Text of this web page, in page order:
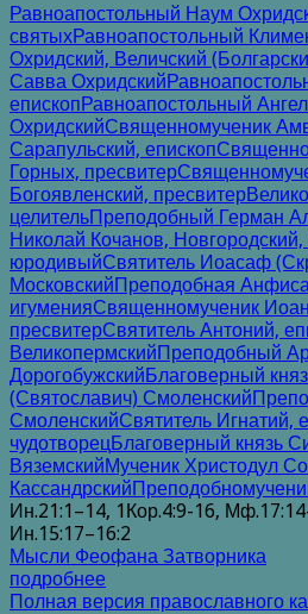
Равноапостольный Наум
святыхРавноапостольный
Охридский, Величский
Савва Охридский
епископРавноапостольный
ОхридскийСвященномученик
Сарапульский, епископ
Горных, пресвитер
Богоявленский, пресвитер
целительПреподобный Герман
Николай Кочанов,
юродивыйСвятитель Иоасаф
МосковскийПреподобная
игуменияСвященномученик
пресвитерСвятитель Антоний,
ВеликопермскийПреподобный
ДорогобужскийБлаговерный
(Святославич) Смоленский
СмоленскийСвятитель Игнатий,
чудотворецБлаговерный князь
ВяземскийМученик Христодул
Кассандрский
Ин.21:1–14, 1Кор.4:9-16,
Ин.15:17–16:2
Мысли Феофана Затворника
подробнее
Полная версия православного